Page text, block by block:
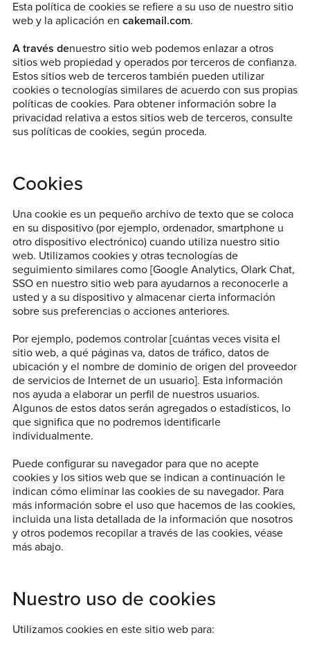
Esta política de cookies se refiere a su uso de nuestro sitio
web y la aplicación en cakemail.com.
‍A través denuestro sitio web podemos enlazar a otros
sitios web propiedad y operados por terceros de confianza.
Estos sitios web de terceros también pueden utilizar
cookies o tecnologías similares de acuerdo con sus propias
políticas de cookies. Para obtener información sobre la
privacidad relativa a estos sitios web de terceros, consulte
sus políticas de cookies, según proceda.
Cookies
Una cookie es un pequeño archivo de texto que se coloca
en su dispositivo (por ejemplo, ordenador, smartphone u
otro dispositivo electrónico) cuando utiliza nuestro sitio
web. Utilizamos cookies y otras tecnologías de
seguimiento similares como [Google Analytics, Olark Chat,
SSO en nuestro sitio web para ayudarnos a reconocerle a
usted y a su dispositivo y almacenar cierta información
sobre sus preferencias o acciones anteriores.
Por ejemplo, podemos controlar [cuántas veces visita el
sitio web, a qué páginas va, datos de tráfico, datos de
ubicación y el nombre de dominio de origen del proveedor
de servicios de Internet de un usuario]. Esta información
nos ayuda a elaborar un perfil de nuestros usuarios.
Algunos de estos datos serán agregados o estadísticos, lo
que significa que no podremos identificarle
individualmente.
Puede configurar su navegador para que no acepte
cookies y los sitios web que se indican a continuación le
indican cómo eliminar las cookies de su navegador. Para
más información sobre el uso que hacemos de las cookies,
incluida una lista detallada de la información que nosotros
y otros podemos recopilar a través de las cookies, véase
más abajo.
Nuestro uso de cookies
Utilizamos cookies en este sitio web para: